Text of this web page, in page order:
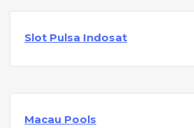
Slot Pulsa Indosat
Macau Pools